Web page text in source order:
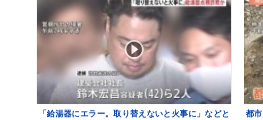
「給湯器にエラー。取り替えないと火事に」などと
都